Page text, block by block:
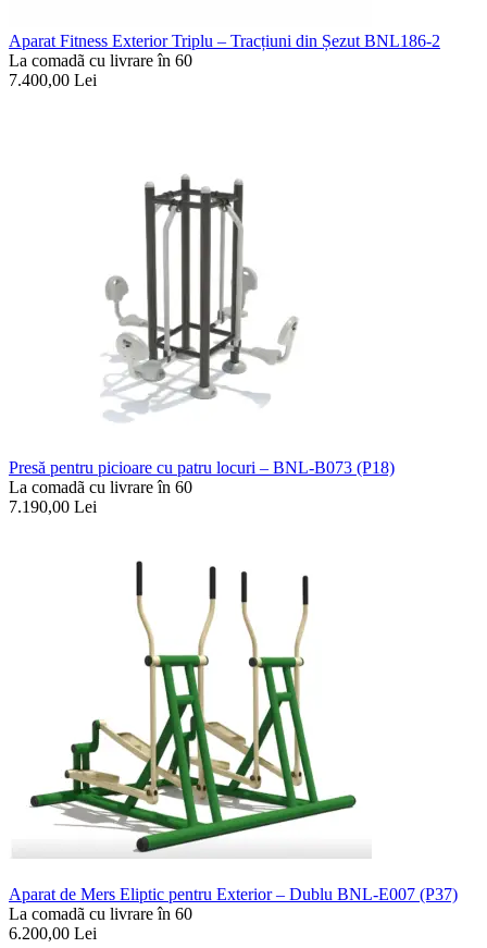
Aparat Fitness Exterior Triplu – Tracțiuni din Șezut BNL186-2
La comadã cu livrare în 60
7.400,00 Lei
Presă pentru picioare cu patru locuri – BNL-B073 (P18)
La comadã cu livrare în 60
7.190,00 Lei
Aparat de Mers Eliptic pentru Exterior – Dublu BNL-E007 (P37)
La comadã cu livrare în 60
6.200,00 Lei